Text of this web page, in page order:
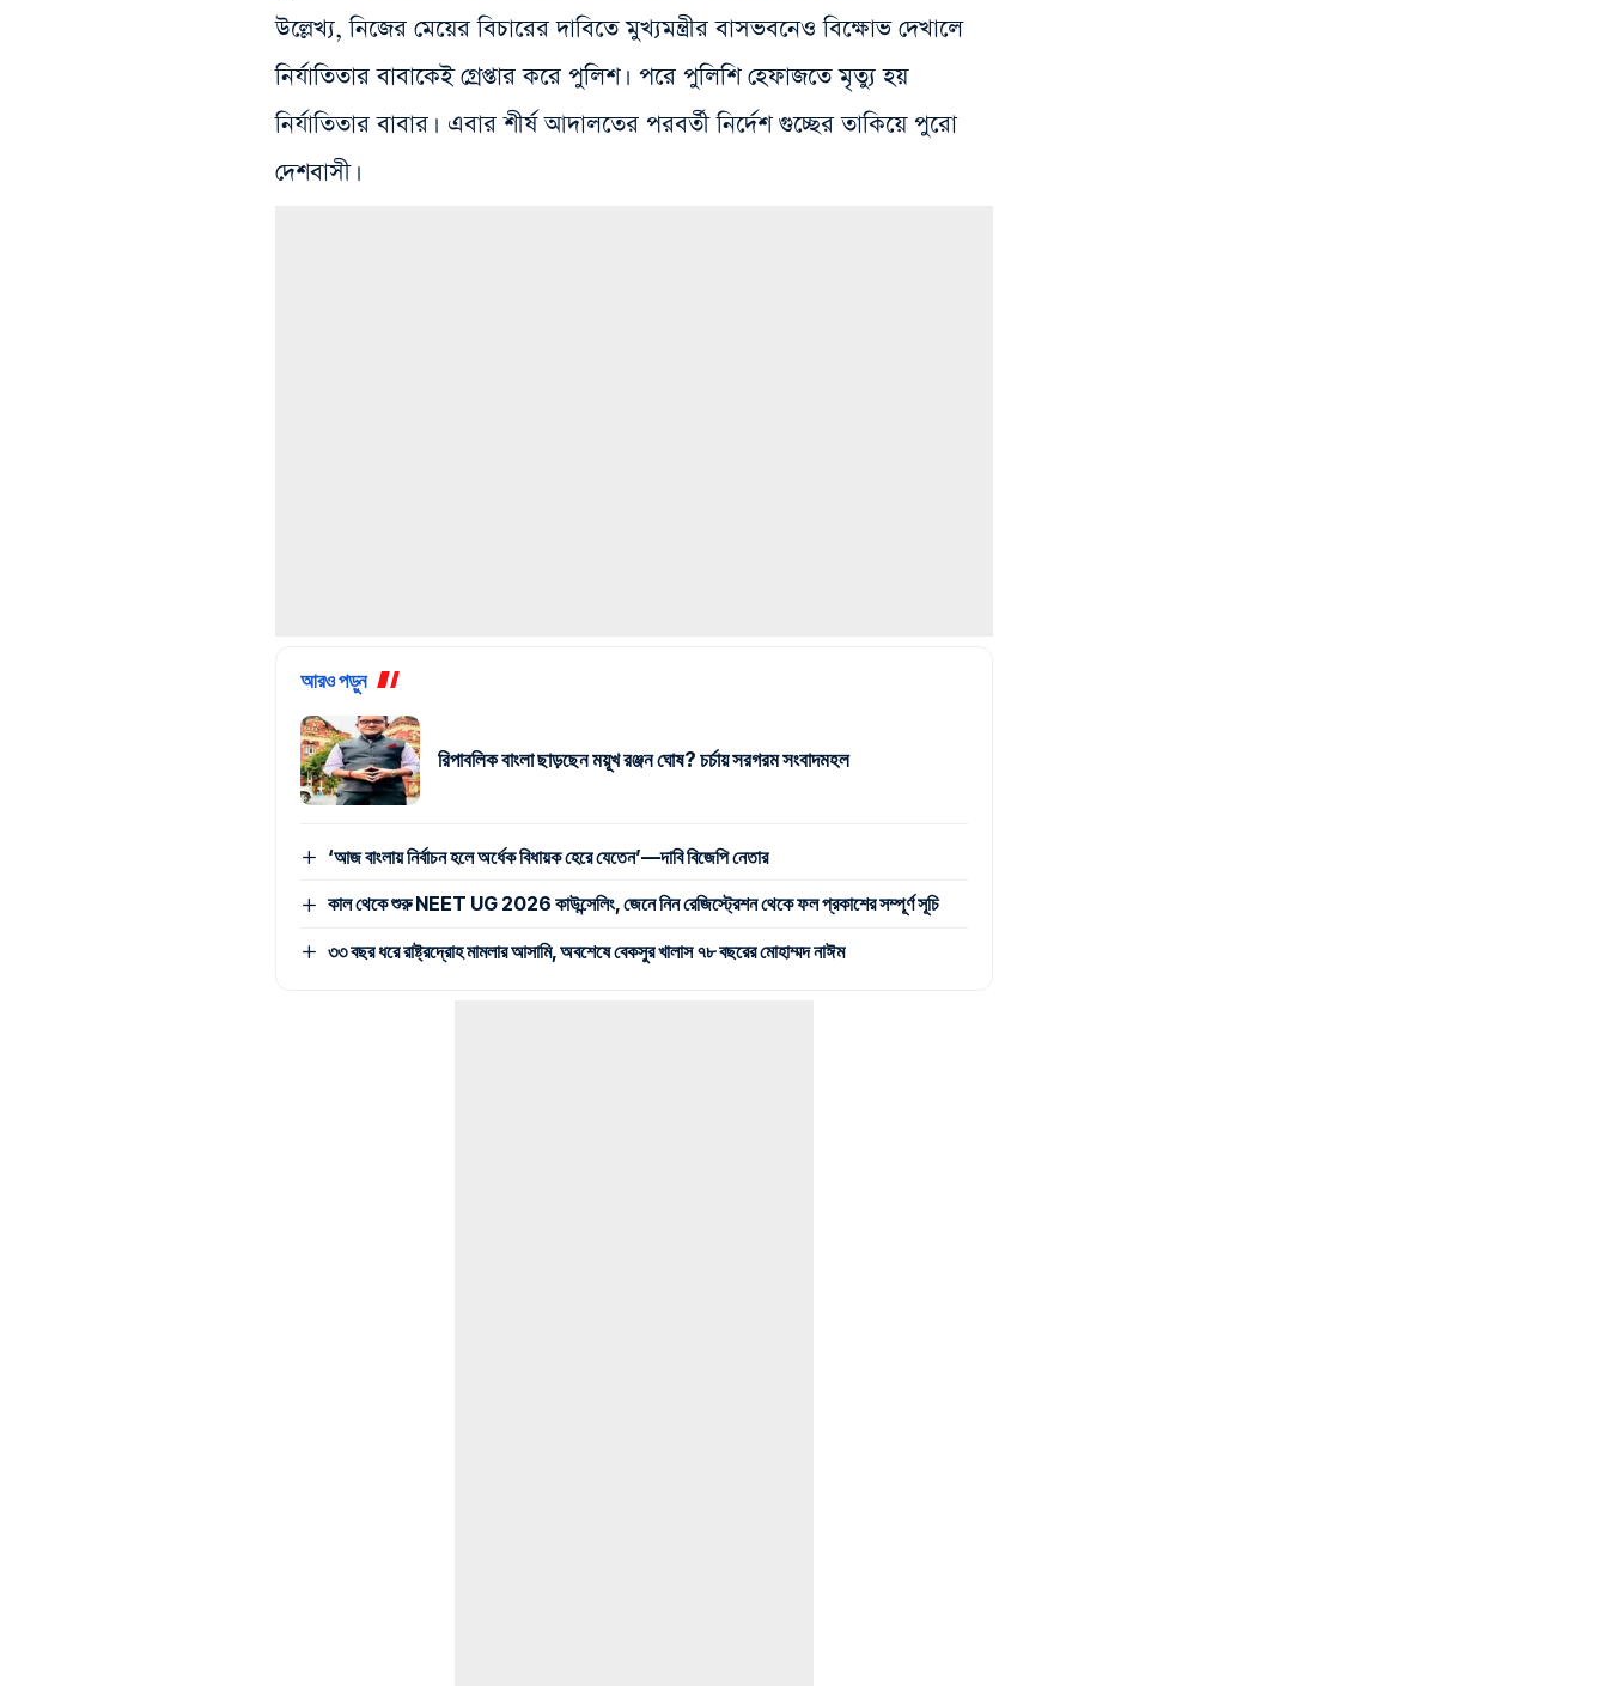
উল্লেখ্য, নিজের মেয়ের বিচারের দাবিতে মুখ্যমন্ত্রীর বাসভবনেও বিক্ষোভ দেখালে
নির্যাতিতার বাবাকেই গ্রেপ্তার করে পুলিশ। পরে পুলিশি হেফাজতে মৃত্যু হয়
নির্যাতিতার বাবার।
এবার শীর্ষ আদালতের পরবর্তী নির্দেশ গুচ্ছের তাকিয়ে পুরো
দেশবাসী।
আরও পড়ুন
রিপাবলিক বাংলা ছাড়ছেন ময়ূখ রঞ্জন ঘোষ? চর্চায় সরগরম সংবাদমহল
‘আজ বাংলায় নির্বাচন হলে অর্ধেক বিধায়ক হেরে যেতেন’—দাবি বিজেপি নেতার
কাল থেকে শুরু NEET UG 2026 কাউন্সেলিং, জেনে নিন রেজিস্ট্রেশন থেকে ফল প্রকাশের সম্পূর্ণ সূচি
৩৩ বছর ধরে রাষ্ট্রদ্রোহ মামলার আসামি, অবশেষে বেকসুর খালাস ৭৮ বছরের মোহাম্মদ নাঈম